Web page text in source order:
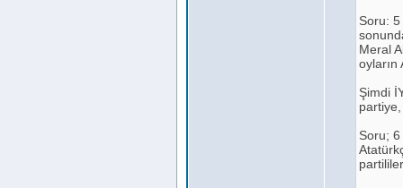
Soru:
Meral
Şimdi
Soru;